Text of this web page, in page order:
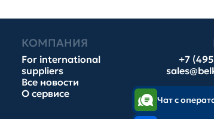
КОМПАНИЯ
For international
suppliers
Все новости
О сервисе
+7
Чат с